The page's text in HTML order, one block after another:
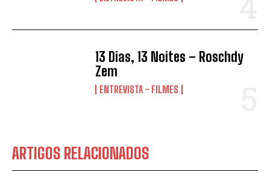
13 Dias, 13 Noites – Roschdy
Zem
ENTREVISTA - FILMES
ARTIGOS RELACIONADOS